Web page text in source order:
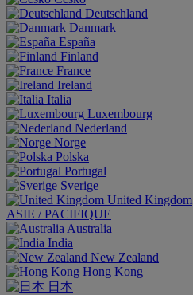
Deutschland
Danmark
España
Finland
France
Ireland
Italia
Luxembourg
Nederland
Norge
Polska
Portugal
Sverige
United Kingdom
ASIE / PACIFIQUE
Australia
India
New Zealand
Hong Kong
日本